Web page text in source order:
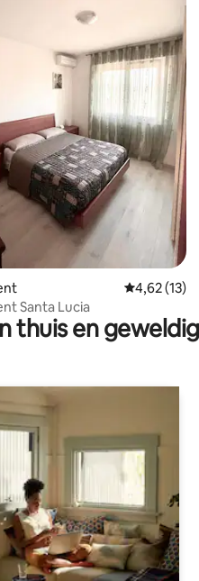
4,92 op 5, 441 recensies
4,62 (13)
Santa Lucia
thuis en